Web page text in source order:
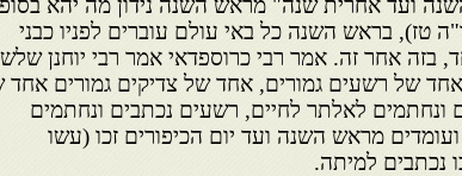
ועד אחרית שנה" מראש השנה נידון מה יהא
טז), בראש השנה כל באי עולם עוברים לפניו כבני
בזה אחר זה. אמר רבי כרוספדאי אמר רבי יוחנן
של רשעים גמורים, אחד של צדיקים גמורים אחד
ונחתמים לאלתר לחיים, רשעים נכתבים ונחתמים
מראש השנה ועד יום הכיפורים זכו (עשו
נכתבים למיתה.